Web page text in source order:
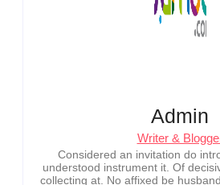
Admin
Writer &
Considered an invitation do
understood instrument it. Of
collecting at. No affixed be